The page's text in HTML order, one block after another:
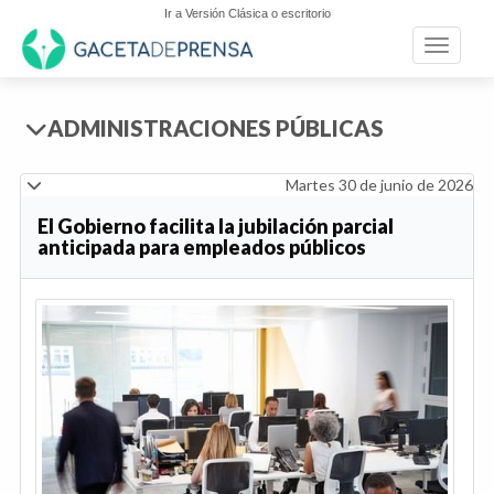
Ir a Versión Clásica o escritorio
Toggle
ADMINISTRACIONES PÚBLICAS
Martes 30 de junio de 2026
El Gobierno facilita la jubilación parcial
anticipada para empleados públicos